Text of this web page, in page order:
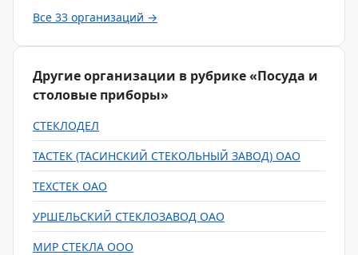
Все 33 организаций →
Другие организации в рубрике «Посуда и
столовые приборы»
СТЕКЛОДЕЛ
ТАСТЕК (ТАСИНСКИЙ СТЕКОЛЬНЫЙ ЗАВОД) ОАО
ТЕХСТЕК ОАО
УРШЕЛЬСКИЙ СТЕКЛОЗАВОД ОАО
МИР СТЕКЛА ООО